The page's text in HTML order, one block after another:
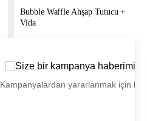
Bubble Waffle Ahşap Tutucu +
Vida
Sepete Ekle
Kampanyalardan yararlanmak için